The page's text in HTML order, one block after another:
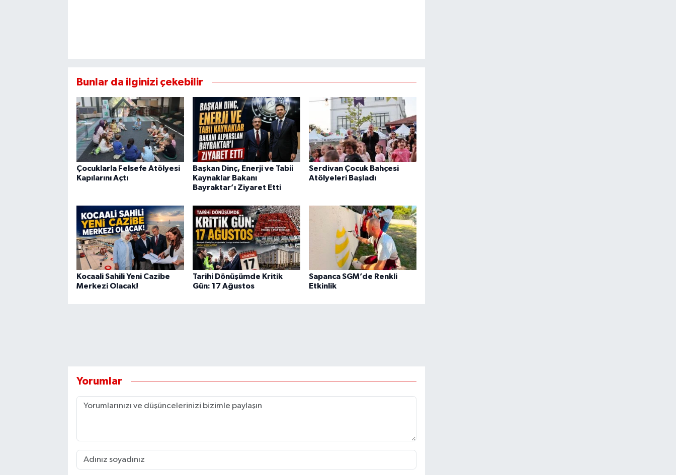
Bunlar da ilginizi çekebilir
Çocuklarla Felsefe Atölyesi
Kapılarını Açtı
Başkan Dinç, Enerji ve Tabii
Kaynaklar Bakanı
Bayraktar’ı Ziyaret Etti
Serdivan Çocuk Bahçesi
Atölyeleri Başladı
Kocaali Sahili Yeni Cazibe
Merkezi Olacak!
Tarihi Dönüşümde Kritik
Gün: 17 Ağustos
Sapanca SGM’de Renkli
Etkinlik
Yorumlar